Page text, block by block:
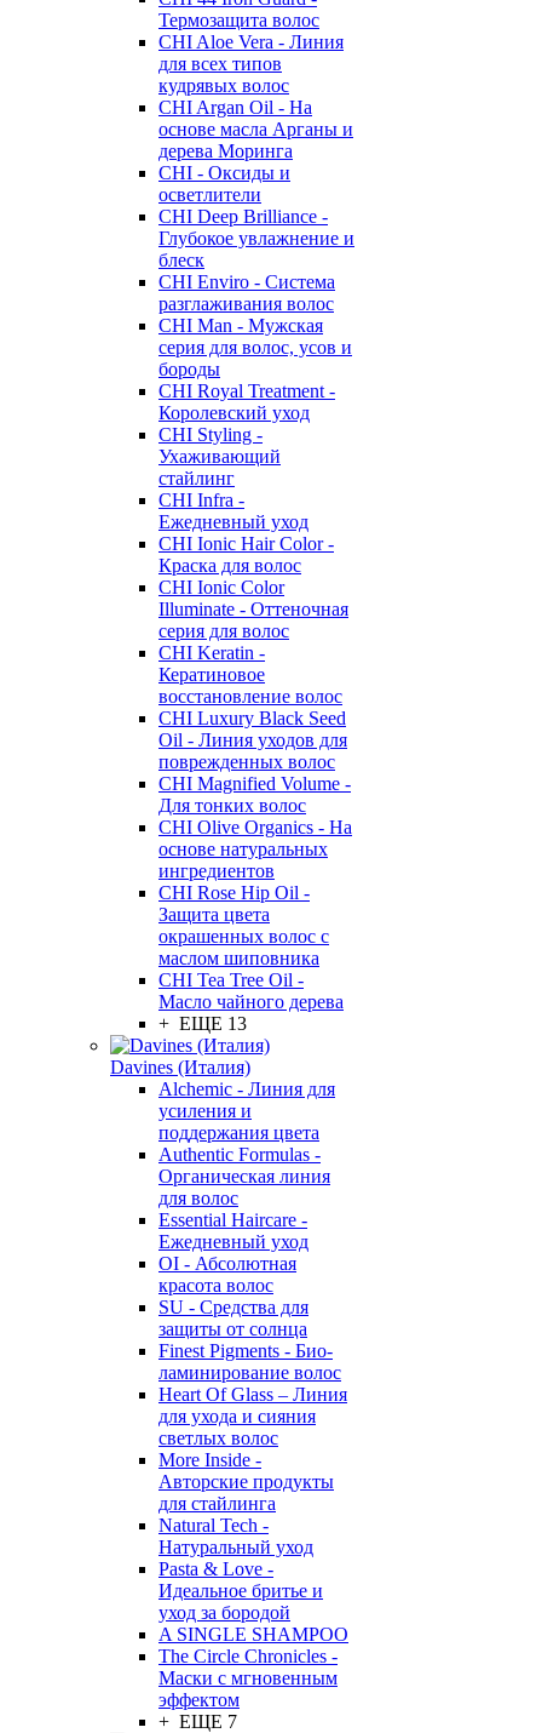
Термозащита волос
CHI Aloe Vera - Линия
для всех типов
кудрявых волос
CHI Argan Oil - На
основе масла Арганы и
дерева Моринга
CHI - Оксиды и
осветлители
CHI Deep Brilliance -
Глубокое увлажнение и
блеск
CHI Enviro - Система
разглаживания волос
CHI Man - Мужская
серия для волос, усов и
бороды
CHI Royal Treatment -
Королевский уход
CHI Styling -
Ухаживающий
стайлинг
CHI Infra -
Ежедневный уход
CHI Ionic Hair Color -
Краска для волос
CHI Ionic Color
Illuminate - Оттеночная
серия для волос
CHI Keratin -
Кератиновое
восстановление волос
CHI Luxury Black Seed
Oil - Линия уходов для
поврежденных волос
CHI Magnified Volume -
Для тонких волос
CHI Olive Organics - На
основе натуральных
ингредиентов
CHI Rose Hip Oil -
Защита цвета
окрашенных волос с
маслом шиповника
CHI Tea Tree Oil -
Масло чайного дерева
+ ЕЩЕ 13
Davines (Италия)
Alchemic - Линия для
усиления и
поддержания цвета
Authentic Formulas -
Органическая линия
для волос
Essential Haircare -
Eжедневный уход
OI - Абсолютная
красота волос
SU - Средства для
защиты от солнца
Finest Pigments - Био-
ламинирование волос
Heart Of Glass – Линия
для ухода и сияния
светлых волос
More Inside -
Авторские продукты
для стайлинга
Natural Tech -
Натуральный уход
Pasta & Love -
Идеальное бритье и
уход за бородой
A SINGLE SHAMPOO
The Circle Chronicles -
Маски с мгновенным
эффектом
+ ЕЩЕ 7